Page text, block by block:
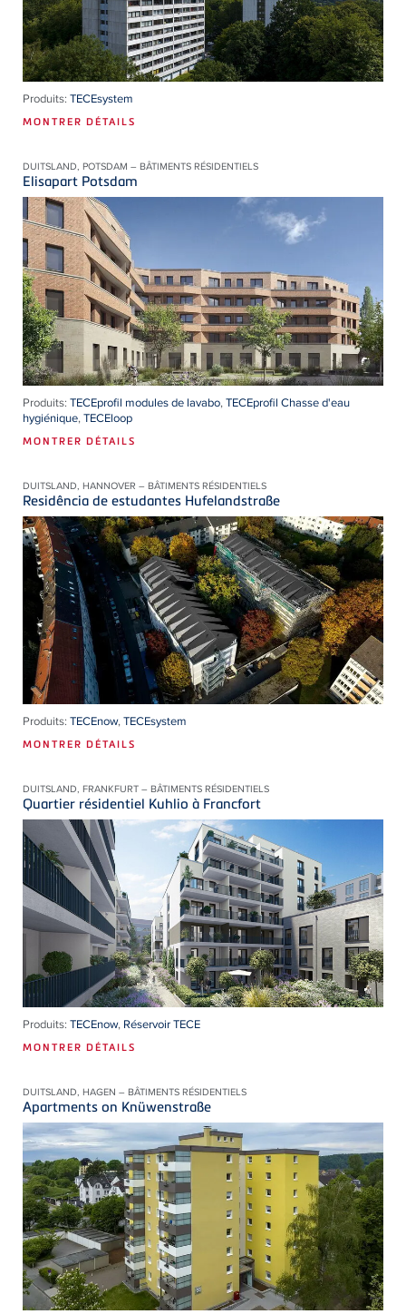
Produits: TECEsystem
MONTRER DÉTAILS
DUITSLAND, POTSDAM – BÂTIMENTS RÉSIDENTIELS
Elisapart Potsdam
Produits: TECEprofil modules de lavabo,TECEprofil Chasse d'eau
hygiénique,TECEloop
MONTRER DÉTAILS
DUITSLAND, HANNOVER – BÂTIMENTS RÉSIDENTIELS
Residência de estudantes Hufelandstraße
Produits: TECEnow,TECEsystem
MONTRER DÉTAILS
DUITSLAND, FRANKFURT – BÂTIMENTS RÉSIDENTIELS
Quartier résidentiel Kuhlio à Francfort
Produits: TECEnow, Réservoir TECE
MONTRER DÉTAILS
DUITSLAND, HAGEN – BÂTIMENTS RÉSIDENTIELS
Apartments on Knüwenstraße